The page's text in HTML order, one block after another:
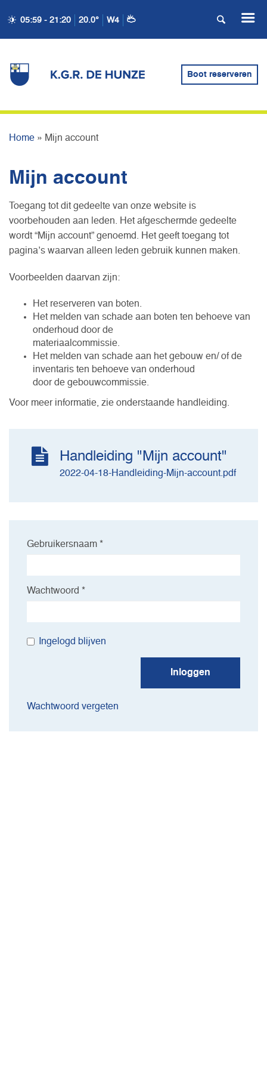
05:59 - 21:20 20.0° W4
Boot reserveren
Home » Mijn account
Mijn account
Toegang tot dit gedeelte van onze website is
voorbehouden aan leden. Het afgeschermde gedeelte
wordt “Mijn account” genoemd. Het geeft toegang tot
pagina’s waarvan alleen leden gebruik kunnen maken.
Voorbeelden daarvan zijn:
Het reserveren van boten.
Het melden van schade aan boten ten behoeve van
onderhoud door de
materiaalcommissie.
Het melden van schade aan het gebouw en/ of de
inventaris ten behoeve van onderhoud
door de gebouwcommissie.
Voor meer informatie, zie onderstaande handleiding.
Handleiding "Mijn account"
2022-04-18-Handleiding-Mijn-account.pdf
Gebruikersnaam *
Wachtwoord *
Ingelogd blijven
Inloggen
Wachtwoord vergeten